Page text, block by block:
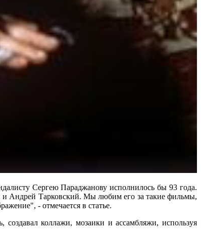
Сергею Параджанову исполнилось бы 93 года.
Андрей Тарковский. Мы любим его за такие фильмы,
- отмечается в статье.
коллажи, мозаики и ассамбляжи, используя